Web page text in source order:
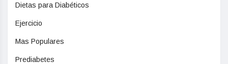
Dietas para Diabéticos
Ejercicio
Mas Populares
Prediabetes